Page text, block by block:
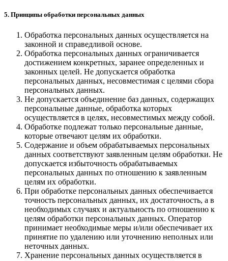
5. Принципы обработки персональных данных
Обработка персональных данных осуществляется на
законной и справедливой основе.
Обработка персональных данных ограничивается
достижением конкретных, заранее определенных и
законных целей. Не допускается обработка
персональных данных, несовместимая с целями сбора
персональных данных.
Не допускается объединение баз данных, содержащих
персональные данные, обработка которых
осуществляется в целях, несовместимых между собой.
Обработке подлежат только персональные данные,
которые отвечают целям их обработки.
Содержание и объем обрабатываемых персональных
данных соответствуют заявленным целям обработки. Не
допускается избыточность обрабатываемых
персональных данных по отношению к заявленным
целям их обработки.
При обработке персональных данных обеспечивается
точность персональных данных, их достаточность, а в
необходимых случаях и актуальность по отношению к
целям обработки персональных данных. Оператор
принимает необходимые меры и/или обеспечивает их
принятие по удалению или уточнению неполных или
неточных данных.
Хранение персональных данных осуществляется в